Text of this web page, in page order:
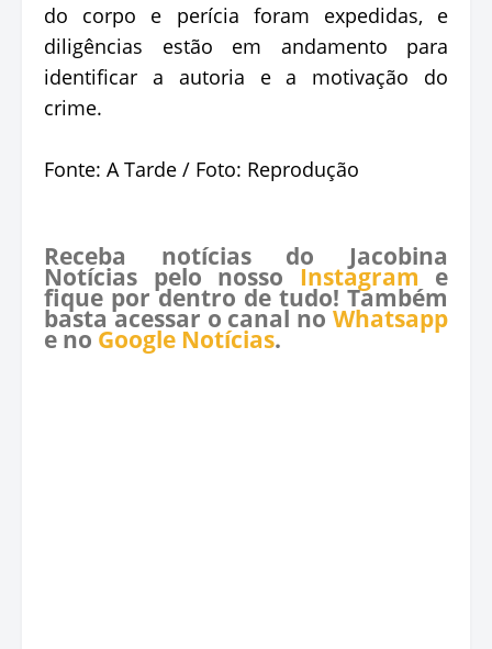
do corpo e perícia foram expedidas, e
diligências estão em andamento para
identificar a autoria e a motivação do
crime.
Fonte: A Tarde / Foto: Reprodução
Receba notícias do Jacobina
Notícias pelo nosso Instagram e
fique por dentro de tudo! Também
basta acessar o canal no Whatsapp
e no Google Notícias.